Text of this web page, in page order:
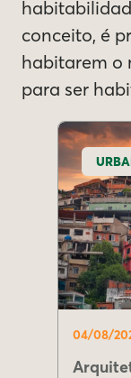
conceito, é
habitarem o
para ser
04/08/